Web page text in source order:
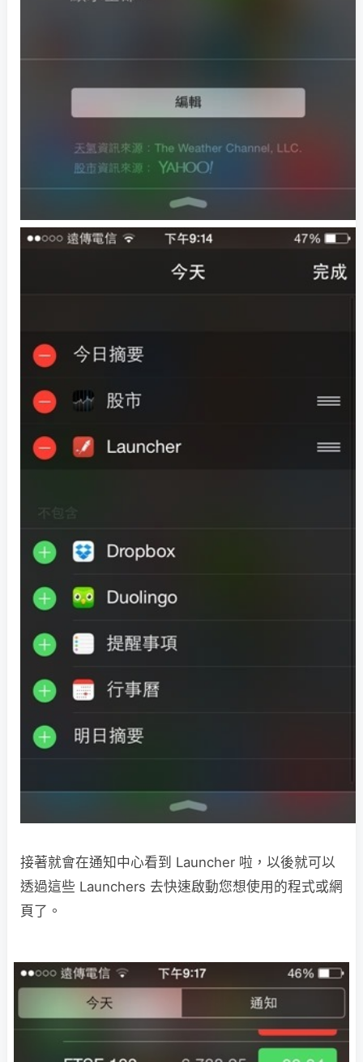
接著就會在通知中心看到 Launcher 啦，以後就可以
透過這些 Launchers 去快速啟動您想使用的程式或網
頁了。